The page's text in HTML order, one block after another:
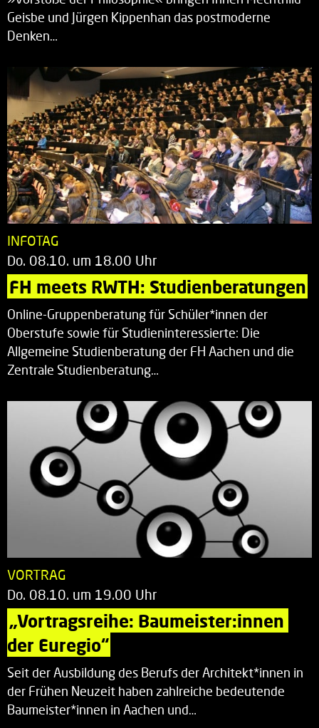
Geisbe und Jürgen Kippenhan das postmoderne
Denken…
INFOTAG
Do. 08.10. um 18.00 Uhr
FH meets RWTH: Studienberatungen
Online-Gruppenberatung für Schüler*innen der
Oberstufe sowie für Studieninteressierte: Die
Allgemeine Studienberatung der FH Aachen und die
Zentrale Studienberatung…
VORTRAG
Do. 08.10. um 19.00 Uhr
„Vortragsreihe: Baumeister:innen
der Euregio“
Seit der Ausbildung des Berufs der Architekt*innen in
der Frühen Neuzeit haben zahlreiche bedeutende
Baumeister*innen in Aachen und…